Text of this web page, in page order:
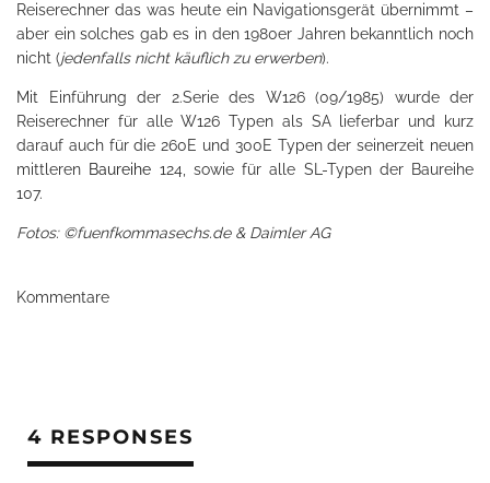
Reiserechner das was heute ein Navigationsgerät übernimmt –
aber ein solches gab es in den 1980er Jahren bekanntlich noch
nicht (jedenfalls nicht käuflich zu erwerben).
Mit Einführung der 2.Serie des W126 (09/1985) wurde der
Reiserechner für alle W126 Typen als SA lieferbar und kurz
darauf auch für die 260E und 300E Typen der seinerzeit neuen
mittleren Baureihe 124, sowie für alle SL-Typen der Baureihe
107.
Fotos: ©fuenfkommasechs.de & Daimler AG
Kommentare
4 RESPONSES